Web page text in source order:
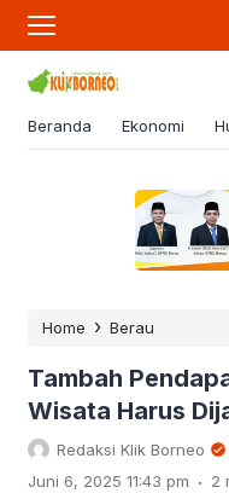
Beranda Ekonomi
Home › Berau
Tambah
Wisata Harus
Redaksi Klik Borneo
Juni 6, 2025 11:43 pm . 2